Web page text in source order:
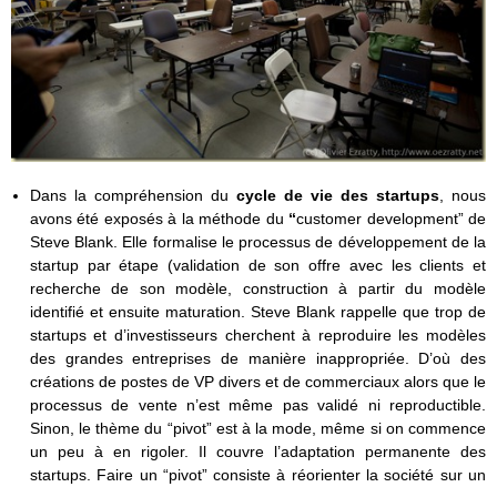
Dans la compréhension du cycle de vie des startups , nous
avons été exposés à la méthode du “customer development” de
Steve Blank. Elle formalise le processus de développement de la
startup par étape (validation de son offre avec les clients et
recherche de son modèle, construction à partir du modèle
identifié et ensuite maturation. Steve Blank rappelle que trop de
startups et d’investisseurs cherchent à reproduire les modèles
des grandes entreprises de manière inappropriée. D’où des
créations de postes de VP divers et de commerciaux alors que le
processus de vente n’est même pas validé ni reproductible.
Sinon, le thème du “pivot” est à la mode, même si on commence
un peu à en rigoler. Il couvre l’adaptation permanente des
startups. Faire un “pivot” consiste à réorienter la société sur un